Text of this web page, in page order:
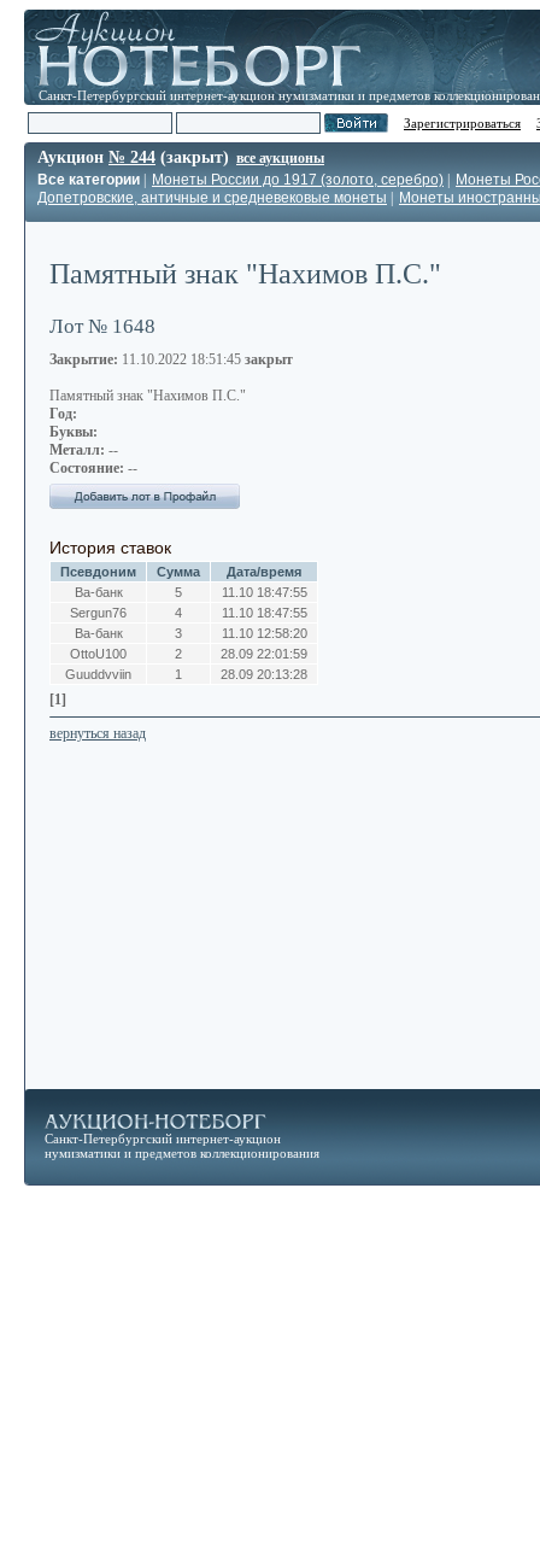
Санкт-Петербургский интернет-аукцион нумизматики и предметов
Зарегистрироваться
Аукцион № 244 (закрыт) все аукционы
Все категории
Монеты России до 1917 (золото, серебро)
Монеты
Допетровские, античные и средневековые монеты
Монеты
Памятный знак "Нахимов П.С."
Лот № 1648
Закрытие: 11.10.2022 18:51:45 закрыт
Памятный знак "Нахимов П.С."
Год:
Буквы:
Металл: --
Состояние: --
История ставок
Псевдоним Сумма
Дата/время
Ва-банк
5
11.10 18:47:55
Sergun76
4
11.10 18:47:55
Ва-банк
3
11.10 12:58:20
OttoU100
2
28.09 22:01:59
Guuddvviin
1 28.09 20:13:28
[1]
вернуться назад
Санкт-Петербургский интернет-аукцион
нумизматики и предметов коллекционирования